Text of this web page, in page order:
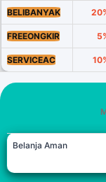
BELIBANYAK
FREEONGKIR
SERVICEAC
Belanja Aman